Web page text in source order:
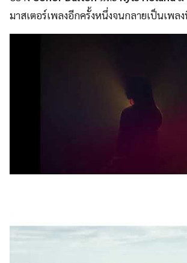
มาสเตอร์เพลงอีกครั้งหนึ่งจนกลายเป็นเพ